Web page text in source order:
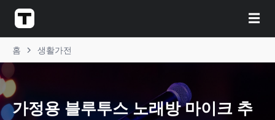
☰
홈 생활가전
가정용 블루투스 노래방 마이크 추